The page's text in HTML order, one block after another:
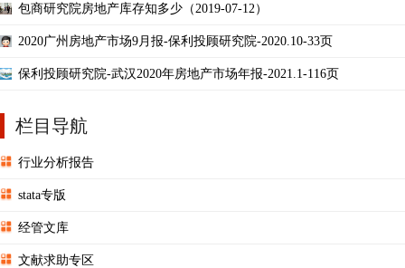
包商研究院房地产库存知多少（2019-07-12）
2020广州房地产市场9月报-保利投顾研究院-2020.10-33页
保利投顾研究院-武汉2020年房地产市场年报-2021.1-116页
栏目导航
行业分析报告
stata专版
经管文库
文献求助专区